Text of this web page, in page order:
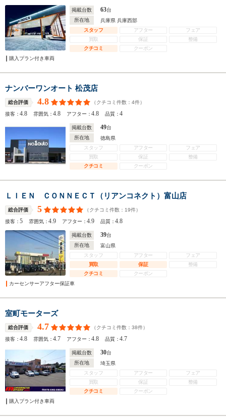
掲載台数 63台
所在地
兵庫県 兵庫西部
スタッフ
アフター
フェア
買取
保証
整備
クチコミ
クーポン
購入プラン付き車両
ナンバーワンオート 松茂店
総合評価 4.8 （クチコミ件数： 4件）
接客：4.8 雰囲気：4.8 アフター：4.8 品質：4
掲載台数 49台
所在地
徳島県
スタッフ
アフター
フェア
買取
保証
整備
クチコミ
クーポン
ＬＩＥＮ ＣＯＮＮＥＣＴ（リアンコネクト）富山店
総合評価 5 （クチコミ件数： 19件）
接客：5 雰囲気：4.9 アフター：4.9 品質：4.8
掲載台数 39台
所在地
富山県
スタッフ
アフター
フェア
買取
保証
整備
クチコミ
クーポン
カーセンサーアフター保証車
室町モーターズ
総合評価 4.7 （クチコミ件数： 38件）
接客：4.8 雰囲気：4.7 アフター：4.8 品質：4.7
掲載台数 30台
所在地
埼玉県
スタッフ
アフター
フェア
買取
保証
整備
クチコミ
クーポン
購入プラン付き車両